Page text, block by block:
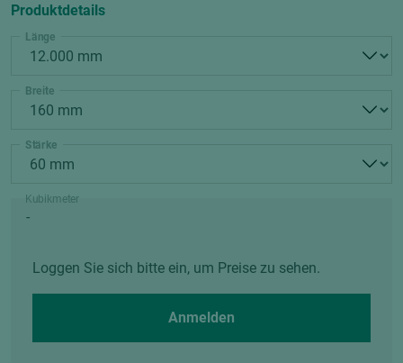
Produktdetails
Länge
Breite
Stärke
Kubikmeter
Loggen Sie sich bitte ein, um Preise zu sehen.
Anmelden